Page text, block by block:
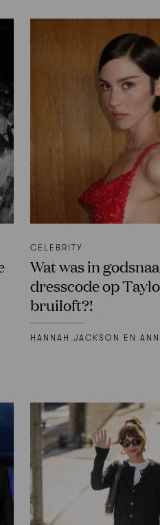
CELEBRITY
Wat was in
dresscode op
bruiloft?!
HANNAH JACKSON EN